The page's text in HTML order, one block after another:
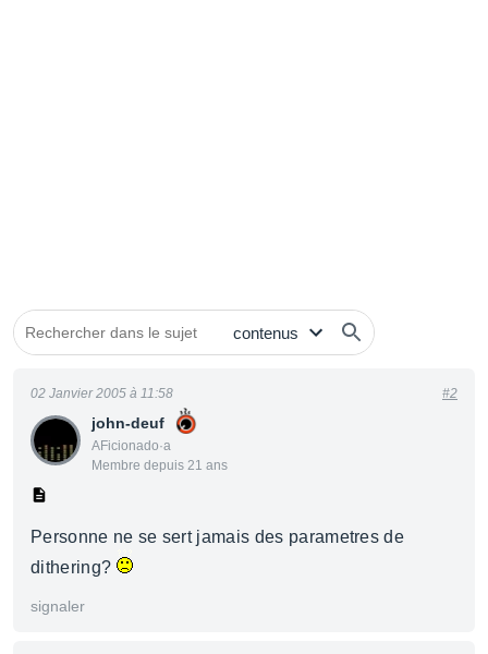
john-deuf
AFicionado·a
Membre depuis 21 ans
02 Janvier 2005 à 11:58 #2
Personne ne se sert jamais des parametres de
dithering?
signaler